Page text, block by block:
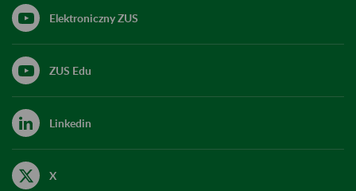
Elektroniczny ZUS
ZUS Edu
Linkedin
X